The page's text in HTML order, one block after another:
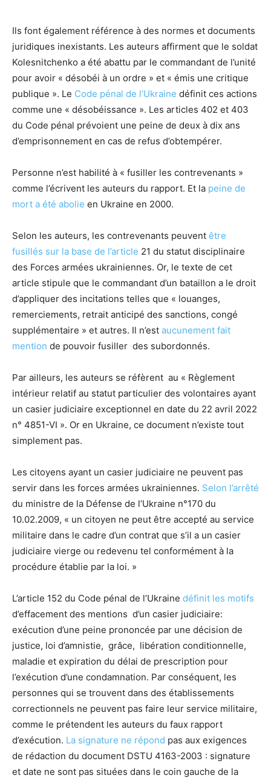
Ils font également référence à des normes et documents
juridiques inexistants. Les auteurs affirment que le soldat
Kolesnitchenko a été abattu par le commandant de l’unité
pour avoir « désobéi à un ordre » et « émis une critique
publique ». Le Code pénal de l’Ukraine définit ces actions
comme une « désobéissance ». Les articles 402 et 403
du Code pénal prévoient une peine de deux à dix ans
d’emprisonnement en cas de refus d’obtempérer.
Personne n’est habilité à « fusiller les contrevenants »
comme l’écrivent les auteurs du rapport. Et la peine de
mort a été abolie en Ukraine en 2000.
Selon les auteurs, les contrevenants peuvent être
fusillés sur la base de l’article 21 du statut disciplinaire
des Forces armées ukrainiennes. Or, le texte de cet
article stipule que le commandant d’un bataillon a le droit
d’appliquer des incitations telles que « louanges,
remerciements, retrait anticipé des sanctions, congé
supplémentaire » et autres. Il n’est aucunement fait
mention de pouvoir fusiller des subordonnés.
Par ailleurs, les auteurs se réfèrent au « Règlement
intérieur relatif au statut particulier des volontaires ayant
un casier judiciaire exceptionnel en date du 22 avril 2022
n° 4851-VI ». Or en Ukraine, ce document n’existe tout
simplement pas.
Les citoyens ayant un casier judiciaire ne peuvent pas
servir dans les forces armées ukrainiennes. Selon l’arrêté
du ministre de la Défense de l’Ukraine n°170 du
10.02.2009, « un citoyen ne peut être accepté au service
militaire dans le cadre d’un contrat que s’il a un casier
judiciaire vierge ou redevenu tel conformément à la
procédure établie par la loi. »
L’article 152 du Code pénal de l’Ukraine définit les motifs
d’effacement des mentions d’un casier judiciaire:
exécution d’une peine prononcée par une décision de
justice, loi d’amnistie, grâce, libération conditionnelle,
maladie et expiration du délai de prescription pour
l’exécution d’une condamnation. Par conséquent, les
personnes qui se trouvent dans des établissements
correctionnels ne peuvent pas faire leur service militaire,
comme le prétendent les auteurs du faux rapport
d’exécution. La signature ne répond pas aux exigences
de rédaction du document DSTU 4163-2003 : signature
et date ne sont pas situées dans le coin gauche de la